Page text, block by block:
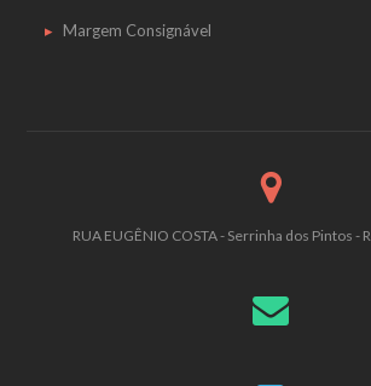
Margem Consignável
RUA EUGÊNIO COSTA - Serrinha dos Pintos -